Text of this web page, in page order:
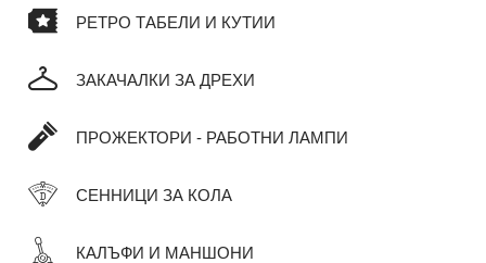
РЕТРО ТАБЕЛИ И КУТИИ
ЗАКАЧАЛКИ ЗА ДРЕХИ
ПРОЖЕКТОРИ - РАБОТНИ ЛАМПИ
СЕННИЦИ ЗА КОЛА
КАЛЪФИ И МАНШОНИ